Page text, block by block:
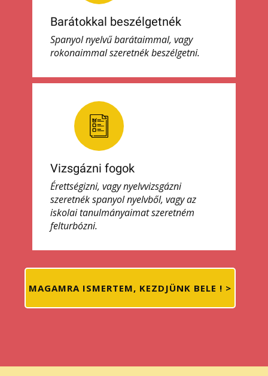
Barátokkal beszélgetnék
Spanyol nyelvű barátaimmal, vagy
rokonaimmal szeretnék beszélgetni.
Vizsgázni fogok
Érettségizni, vagy nyelvvizsgázni
szeretnék spanyol nyelvből, vagy az
iskolai tanulmányaimat szeretném
felturbózni.
MAGAMRA ISMERTEM, KEZDJÜNK BELE ! >